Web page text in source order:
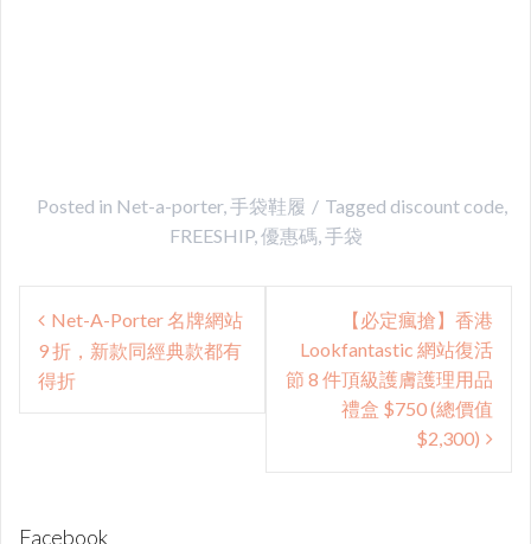
Posted in Net-a-porter,手袋鞋履 Tagged discount code,
FREESHIP,優惠碼,手袋
Post
navigation
Net-A-Porter 名牌網站
9 折，新款同經典款都有
得折
【必定瘋搶】香港
Lookfantastic 網站復活
節 8 件頂級護膚護理用品
禮盒 $750 (總價值
$2,300)
Facebook